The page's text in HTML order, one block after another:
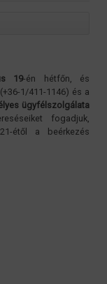
19-én hétfőn, és
1/411-1146) és a
ügyfélszolgálata
fogadjuk,
étől a beérkezés